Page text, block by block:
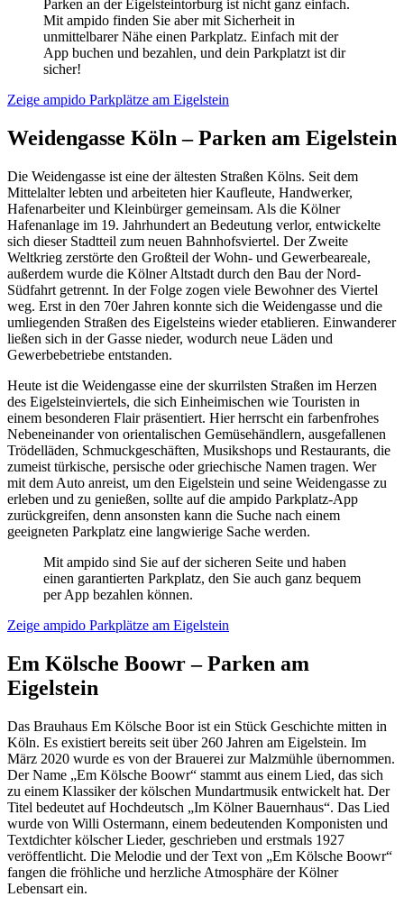
Parken an der Eigelsteintorburg ist nicht ganz einfach.
Mit ampido finden Sie aber mit Sicherheit in
unmittelbarer Nähe einen Parkplatz. Einfach mit der
App buchen und bezahlen, und dein Parkplatzt ist dir
sicher!
Zeige ampido Parkplätze am Eigelstein
Weidengasse Köln – Parken am Eigelstein
Die Weidengasse ist eine der ältesten Straßen Kölns. Seit dem
Mittelalter lebten und arbeiteten hier Kaufleute, Handwerker,
Hafenarbeiter und Kleinbürger gemeinsam. Als die Kölner
Hafenanlage im 19. Jahrhundert an Bedeutung verlor, entwickelte
sich dieser Stadtteil zum neuen Bahnhofsviertel. Der Zweite
Weltkrieg zerstörte den Großteil der Wohn- und Gewerbeareale,
außerdem wurde die Kölner Altstadt durch den Bau der Nord-
Südfahrt getrennt. In der Folge zogen viele Bewohner des Viertel
weg. Erst in den 70er Jahren konnte sich die Weidengasse und die
umliegenden Straßen des Eigelsteins wieder etablieren. Einwanderer
ließen sich in der Gasse nieder, wodurch neue Läden und
Gewerbebetriebe entstanden.
Heute ist die Weidengasse eine der skurrilsten Straßen im Herzen
des Eigelsteinviertels, die sich Einheimischen wie Touristen in
einem besonderen Flair präsentiert. Hier herrscht ein farbenfrohes
Nebeneinander von orientalischen Gemüsehändlern, ausgefallenen
Trödelläden, Schmuckgeschäften, Musikshops und Restaurants, die
zumeist türkische, persische oder griechische Namen tragen. Wer
mit dem Auto anreist, um den Eigelstein und seine Weidengasse zu
erleben und zu genießen, sollte auf die ampido Parkplatz-App
zurückgreifen, denn ansonsten kann die Suche nach einem
geeigneten Parkplatz eine langwierige Sache werden.
Mit ampido sind Sie auf der sicheren Seite und haben
einen garantierten Parkplatz, den Sie auch ganz bequem
per App bezahlen können.
Zeige ampido Parkplätze am Eigelstein
Em Kölsche Boowr – Parken am
Eigelstein
Das Brauhaus Em Kölsche Boor ist ein Stück Geschichte mitten in
Köln. Es existiert bereits seit über 260 Jahren am Eigelstein. Im
März 2020 wurde es von der Brauerei zur Malzmühle übernommen.
Der Name „Em Kölsche Boowr“ stammt aus einem Lied, das sich
zu einem Klassiker der kölschen Mundartmusik entwickelt hat. Der
Titel bedeutet auf Hochdeutsch „Im Kölner Bauernhaus“. Das Lied
wurde von Willi Ostermann, einem bedeutenden Komponisten und
Textdichter kölscher Lieder, geschrieben und erstmals 1927
veröffentlicht. Die Melodie und der Text von „Em Kölsche Boowr“
fangen die fröhliche und herzliche Atmosphäre der Kölner
Lebensart ein.